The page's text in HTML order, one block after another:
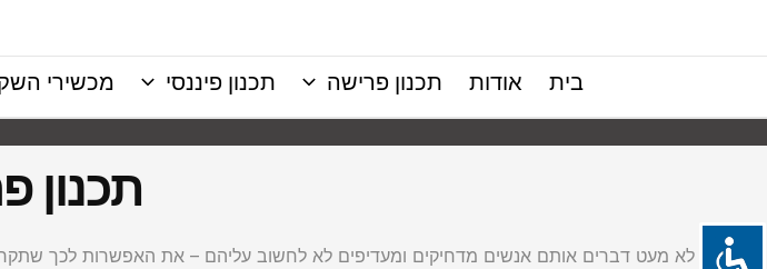
בית אודות תכנון פרישה תכנון פיננסי מכשירי
תכנון
ישנם לא מעט דברים אותם אנשים מדחיקים ומעדיפים לא לחשוב עליהם – את האפשרות לכך